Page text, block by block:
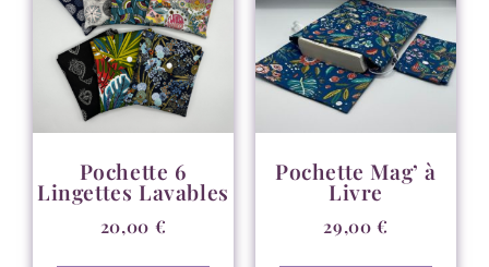
Pochette 6
Lingettes Lavables
20,00 €
Pochette Mag’ à
Livre
29,00 €